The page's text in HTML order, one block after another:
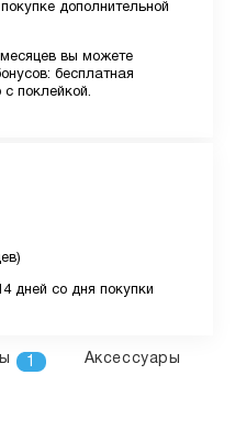
дополнительной
месяцев вы можете
бесплатная
поклейкой.
дней со дня покупки
1 Аксессуары